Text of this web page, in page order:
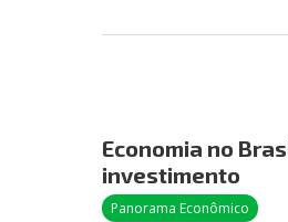
organizado
Economia no
investimento
Panorama Econômico
Brasil
Janeiro
2026: